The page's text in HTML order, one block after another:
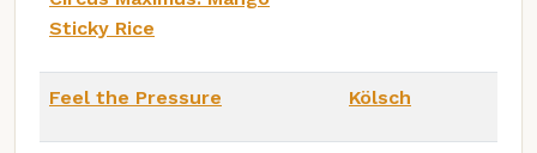
Sticky Rice
Feel the Pressure Kölsch